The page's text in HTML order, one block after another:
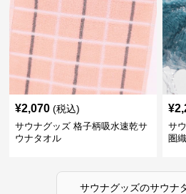
¥2,070 (税込)
サウナグッズ 格子柄吸水速乾サ
ウナタオル
¥
サ
圏
サウナグッズのサウナ